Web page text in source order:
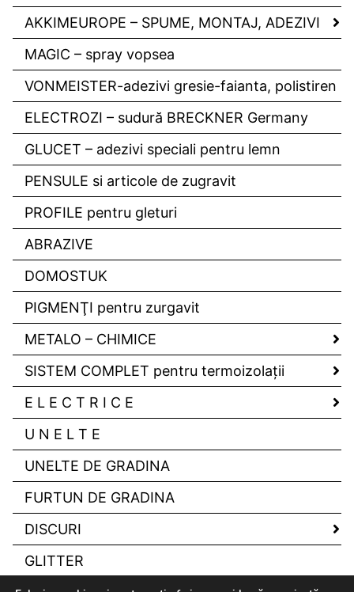
AKKIMEUROPE – SPUME, MONTAJ, ADEZIVI
MAGIC – spray vopsea
VONMEISTER-adezivi gresie-faianta, polistiren
ELECTROZI – sudură BRECKNER Germany
GLUCET – adezivi speciali pentru lemn
PENSULE si articole de zugravit
PROFILE pentru gleturi
ABRAZIVE
DOMOSTUK
PIGMENŢI pentru zurgavit
METALO – CHIMICE
SISTEM COMPLET pentru termoizolaţii
E L E C T R I C E
U N E L T E
UNELTE DE GRADINA
FURTUN DE GRADINA
DISCURI
GLITTER